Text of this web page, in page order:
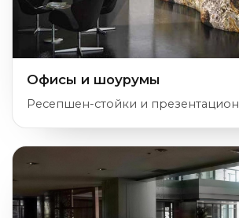
Офисы и шоурумы
Ресепшен-стойки и